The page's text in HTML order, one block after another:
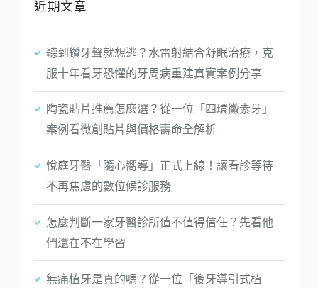
近期文章
聽到鑽牙聲就想逃？水雷射結合舒眠治療，克
服十年看牙恐懼的牙周病重建真實案例分享
陶瓷貼片推薦怎麼選？從一位「四環黴素牙」
案例看微創貼片與價格壽命全解析
悅庭牙醫「隨心嚮導」正式上線！讓看診等待
不再焦慮的數位候診服務
怎麼判斷一家牙醫診所值不值得信任？先看他
們還在不在學習
無痛植牙是真的嗎？從一位「後牙導引式植